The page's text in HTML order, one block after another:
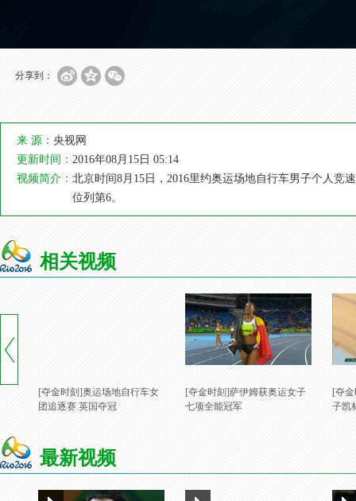
分享到：
来 源： 央视网
更新时间： 2016年08月15日 05:14
视频简介： 北京时间8月15日，2016里约奥运场地自行车男子个人竞
位列第6。
相关视频
[夺金时刻]奥运场地自行车女
团追逐赛 英国夺冠
[夺金时刻]萨伊姆获奥运女子
七项全能冠军
[夺
子凯
最新视频